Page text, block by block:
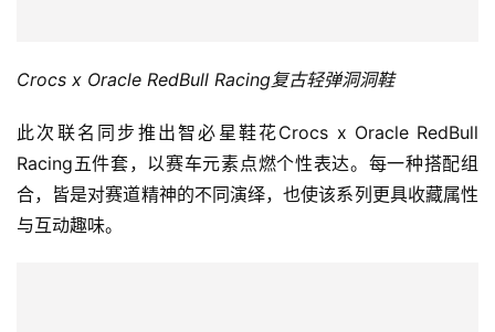
频
用
户
精
选
Crocs x Oracle RedBull Racing复古轻弹洞洞鞋
此次联名同步推出智必星鞋花Crocs x Oracle RedBull
Racing五件套，以赛车元素点燃个性表达。每一种搭配组
合，皆是对赛道精神的不同演绎，也使该系列更具收藏属性
与互动趣味。